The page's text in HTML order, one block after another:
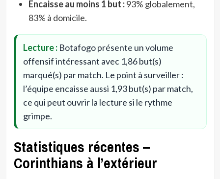
Encaisse au moins 1 but :93% globalement,
83% à domicile.
Lecture :Botafogo présente un volume
offensif intéressant avec 1,86 but(s)
marqué(s) par match. Le point à surveiller :
l’équipe encaisse aussi 1,93 but(s) par match,
ce qui peut ouvrir la lecture si le rythme
grimpe.
Statistiques récentes –
Corinthians à l’extérieur